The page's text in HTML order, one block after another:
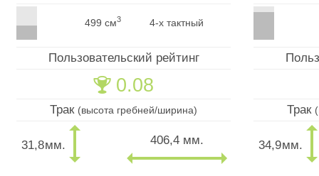
499 см3 4-х тактный
Пользовательский рейтинг
🏆 0.08
Трак (высота гребней/ширина)
31,8мм. 406,4 мм.
Трак
34,9мм.